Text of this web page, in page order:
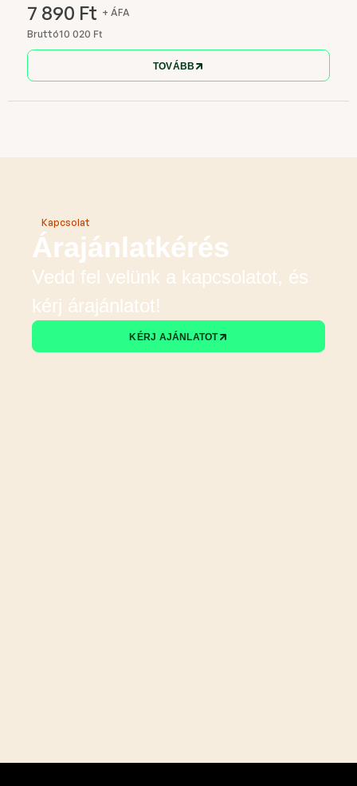
7 890 Ft + ÁFA
Bruttó10 020 Ft
TOVÁBB
Kapcsolat
Árajánlatkérés
Vedd fel velünk a kapcsolatot, és
kérj árajánlatot!
KÉRJ AJÁNLATOT